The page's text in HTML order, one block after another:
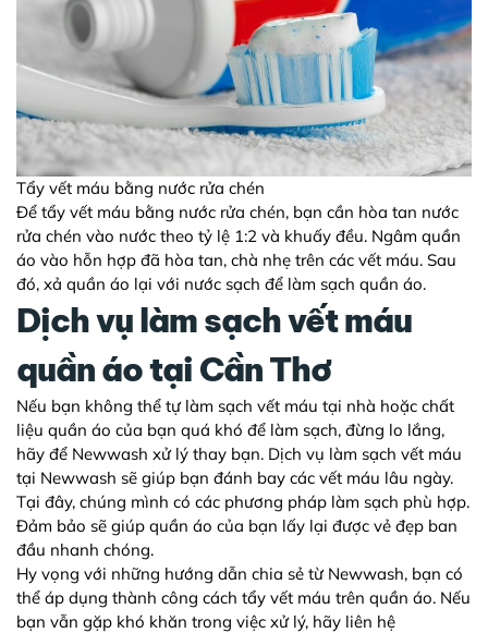
Tẩy vết máu bằng nước rửa chén
Để tẩy vết máu bằng nước rửa chén, bạn cần hòa tan nước
rửa chén vào nước theo tỷ lệ 1:2 và khuấy đều. Ngâm quần
áo vào hỗn hợp đã hòa tan, chà nhẹ trên các vết máu. Sau
đó, xả quần áo lại với nước sạch để làm sạch quần áo.
Dịch vụ làm sạch vết máu
quần áo tại Cần Thơ
Nếu bạn không thể tự làm sạch vết máu tại nhà hoặc chất
liệu quần áo của bạn quá khó để làm sạch, đừng lo lắng,
hãy để Newwash xử lý thay bạn. Dịch vụ làm sạch vết máu
tại Newwash sẽ giúp bạn đánh bay các vết máu lâu ngày.
Tại đây, chúng mình có các phương pháp làm sạch phù hợp.
Đảm bảo sẽ giúp quần áo của bạn lấy lại được vẻ đẹp ban
đầu nhanh chóng.
Hy vọng với những hướng dẫn chia sẻ từ Newwash, bạn có
thể áp dụng thành công cách tẩy vết máu trên quần áo. Nếu
bạn vẫn gặp khó khăn trong việc xử lý, hãy liên hệ